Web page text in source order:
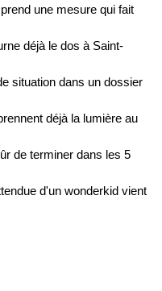
une mesure qui fait
déjà le dos à Saint-
situation dans un dossier
déjà la lumière au
de terminer dans les 5
d'un wonderkid vient